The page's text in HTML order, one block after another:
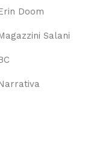
Doom
Salani